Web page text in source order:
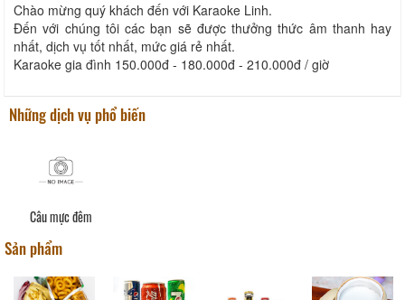
Chào mừng quý khách đến với Karaoke Linh.
Đến với chúng tôi các bạn sẽ được thưởng thức âm thanh hay
nhất, dịch vụ tốt nhất, mức giá rẻ nhất.
Karaoke gia đình 150.000đ - 180.000đ - 210.000đ / giờ
Những dịch vụ phổ biến
Câu mực đêm
Sản phẩm